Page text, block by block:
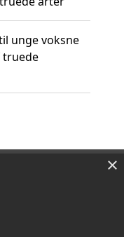
unge voksne
truede
×